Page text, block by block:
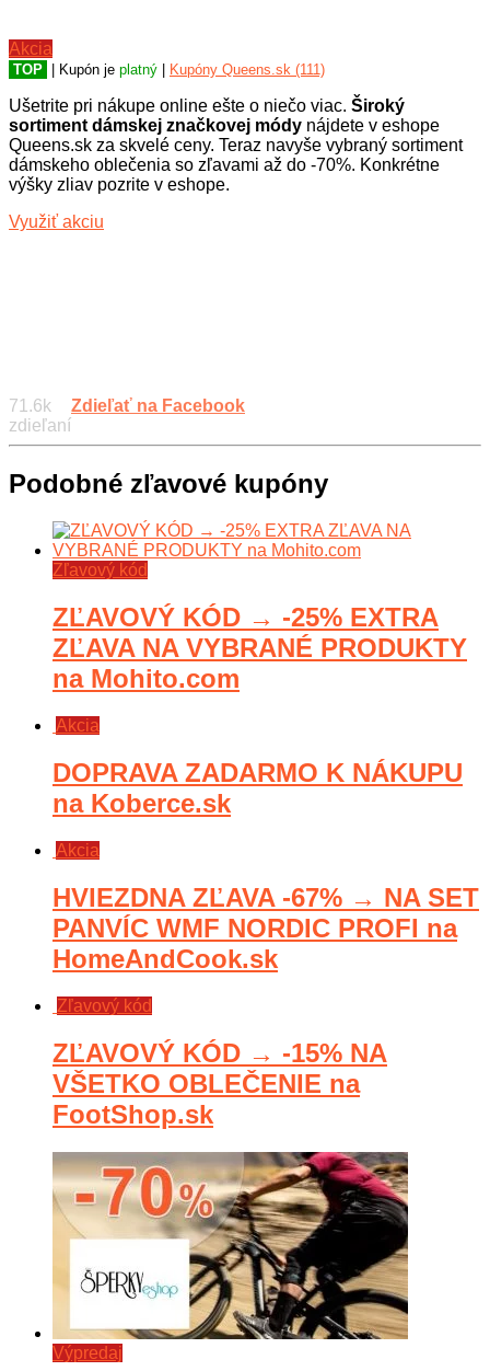
Akcia
TOP | Kupón je platný Kupóny Queens.sk (111)
Ušetrite pri nákupe online ešte o niečo viac. Široký
sortiment dámskej značkovej módy nájdete v eshope
Queens.sk za skvelé ceny. Teraz navyše vybraný sortiment
dámskeho oblečenia so zľavami až do -70%. Konkrétne
výšky zliav pozrite v eshope.
Využiť akciu
71.6k
zdieľaní
Zdieľať na Facebook
Podobné zľavové kupóny
Zľavový kód
ZĽAVOVÝ KÓD → -25% EXTRA
ZĽAVA NA VYBRANÉ PRODUKTY
na Mohito.com
Akcia
DOPRAVA ZADARMO K NÁKUPU
na Koberce.sk
Akcia
HVIEZDNA ZĽAVA -67% → NA SET
PANVÍC WMF NORDIC PROFI na
HomeAndCook.sk
Zľavový kód
ZĽAVOVÝ KÓD → -15% NA
VŠETKO OBLEČENIE na
FootShop.sk
Výpredaj